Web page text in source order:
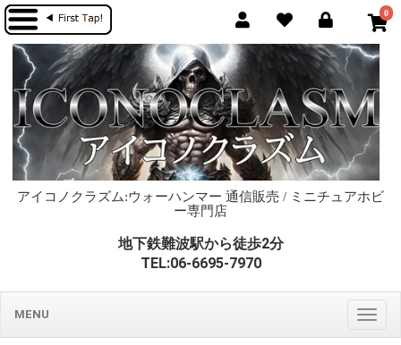
0
アイコノクラズム:ウォーハンマー 通信販売 / ミニチュアホビ
ー専門店
地下鉄難波駅から徒歩2分
TEL:06-6695-7970
MENU